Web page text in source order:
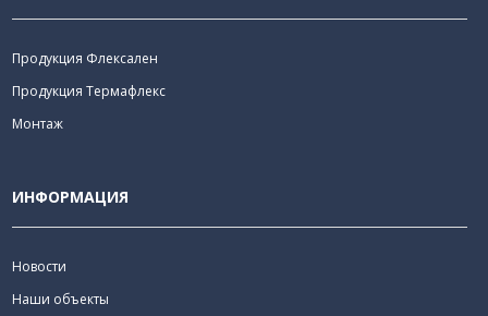
Продукция Флексален
Продукция Термафлекс
Монтаж
ИНФОРМАЦИЯ
Новости
Наши объекты